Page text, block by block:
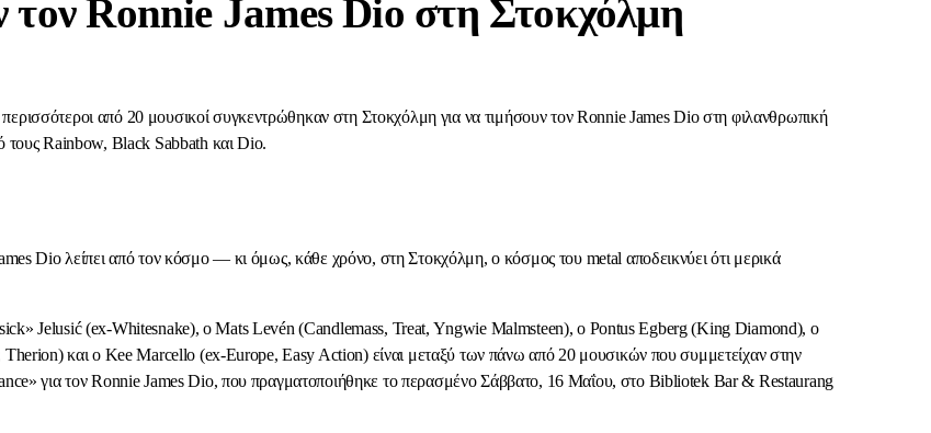
τον Ronnie James Dio στη Στοκχόλμη
από 20 μουσικοί συγκεντρώθηκαν στη Στοκχόλμη για να τιμήσουν τον Ronnie James Dio στη φιλανθρωπική
τους Rainbow, Black Sabbath και Dio.
Dio λείπει από τον κόσμο — κι όμως, κάθε χρόνο, στη Στοκχόλμη, ο κόσμος του metal αποδεικνύει ότι μερικά
Jelusić (ex-Whitesnake), ο Mats Levén (Candlemass, Treat, Yngwie Malmsteen), ο Pontus Egberg (King Diamond), ο
και ο Kee Marcello (ex-Europe, Easy Action) είναι μεταξύ των πάνω από 20 μουσικών που συμμετείχαν στην
για τον Ronnie James Dio, που πραγματοποιήθηκε το περασμένο Σάββατο, 16 Μαΐου, στο Bibliotek Bar & Restaurang